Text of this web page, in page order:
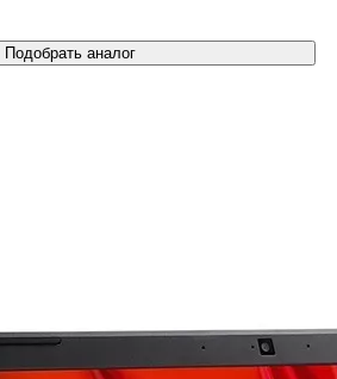
Подобрать аналог